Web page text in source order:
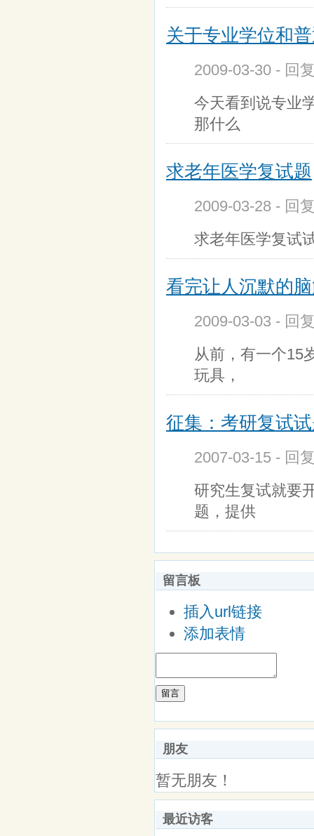
关于专业学位和
2009-03-30 - 回
今天看到说专业
那什么
求老年医学复试题
2009-03-28 - 回
求老年医学复试
看完让人沉默的
2009-03-03 - 回
从前，有一个15
玩具，
征集：考研复试
2007-03-15 - 回
研究生复试就要
题，提供
留言板
插入url链接
添加表情
留言
朋友
暂无朋友！
最近访客